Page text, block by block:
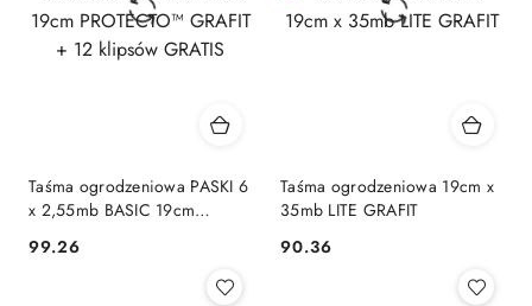
Taśma ogrodzeniowa PASKI 6
x 2,55mb BASIC 19cm
klipsów GRATIS
Cena:
99.26
Taśma ogrodzeniowa 19cm x
35mb LITE GRAFIT
Cena:
90.36